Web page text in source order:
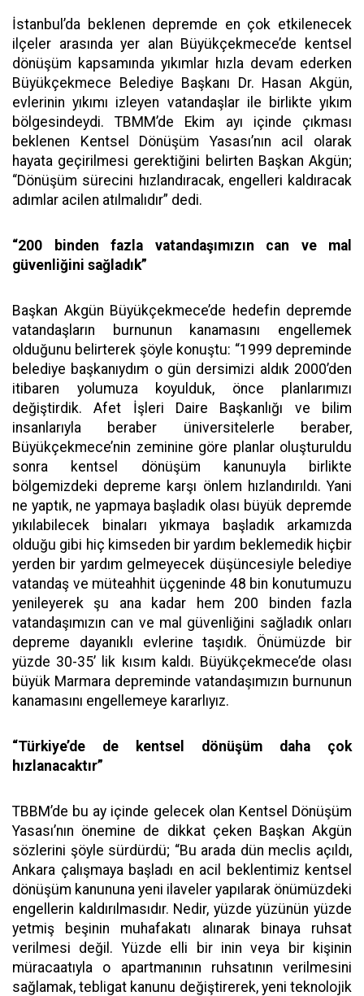
İstanbul’da beklenen depremde en çok etkilenecek
ilçeler arasında yer alan Büyükçekmece’de kentsel
dönüşüm kapsamında yıkımlar hızla devam ederken
Büyükçekmece Belediye Başkanı Dr. Hasan Akgün,
evlerinin yıkımı izleyen vatandaşlar ile birlikte yıkım
bölgesindeydi. TBMM’de Ekim ayı içinde çıkması
beklenen Kentsel Dönüşüm Yasası’nın acil olarak
hayata geçirilmesi gerektiğini belirten Başkan Akgün;
“Dönüşüm sürecini hızlandıracak, engelleri kaldıracak
adımlar acilen atılmalıdır” dedi.
“200 binden fazla vatandaşımızın can ve mal
güvenliğini sağladık”
Başkan Akgün Büyükçekmece’de hedefin depremde
vatandaşların burnunun kanamasını engellemek
olduğunu belirterek şöyle konuştu: “1999 depreminde
belediye başkanıydım o gün dersimizi aldık 2000’den
itibaren yolumuza koyulduk, önce planlarımızı
değiştirdik. Afet İşleri Daire Başkanlığı ve bilim
insanlarıyla beraber üniversitelerle beraber,
Büyükçekmece’nin zeminine göre planlar oluşturuldu
sonra kentsel dönüşüm kanunuyla birlikte
bölgemizdeki depreme karşı önlem hızlandırıldı. Yani
ne yaptık, ne yapmaya başladık olası büyük depremde
yıkılabilecek binaları yıkmaya başladık arkamızda
olduğu gibi hiç kimseden bir yardım beklemedik hiçbir
yerden bir yardım gelmeyecek düşüncesiyle belediye
vatandaş ve müteahhit üçgeninde 48 bin konutumuzu
yenileyerek şu ana kadar hem 200 binden fazla
vatandaşımızın can ve mal güvenliğini sağladık onları
depreme dayanıklı evlerine taşıdık. Önümüzde bir
yüzde 30-35’ lik kısım kaldı. Büyükçekmece’de olası
büyük Marmara depreminde vatandaşımızın burnunun
kanamasını engellemeye kararlıyız.
“Türkiye’de de kentsel dönüşüm daha çok
hızlanacaktır”
TBBM’de bu ay içinde gelecek olan Kentsel Dönüşüm
Yasası’nın önemine de dikkat çeken Başkan Akgün
sözlerini şöyle sürdürdü; “Bu arada dün meclis açıldı,
Ankara çalışmaya başladı en acil beklentimiz kentsel
dönüşüm kanununa yeni ilaveler yapılarak önümüzdeki
engellerin kaldırılmasıdır. Nedir, yüzde yüzünün yüzde
yetmiş beşinin muhafakatı alınarak binaya ruhsat
verilmesi değil. Yüzde elli bir inin veya bir kişinin
müracaatıyla o apartmanının ruhsatının verilmesini
sağlamak, tebligat kanunu değiştirerek, yeni teknolojik